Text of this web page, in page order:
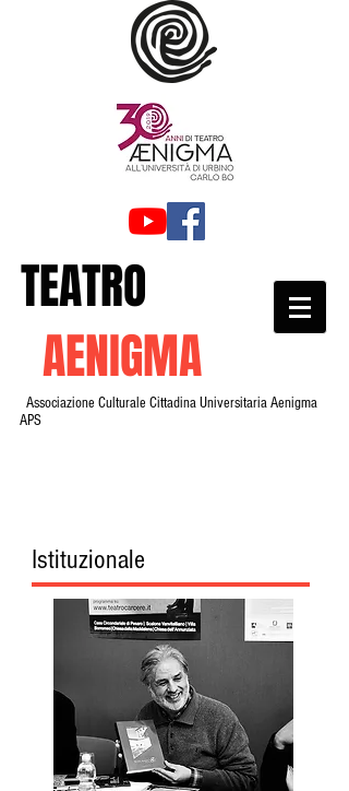
TEATRO
AENIGMA
Associazione Culturale Cittadina Universitaria Aenigma
APS
Istituzionale